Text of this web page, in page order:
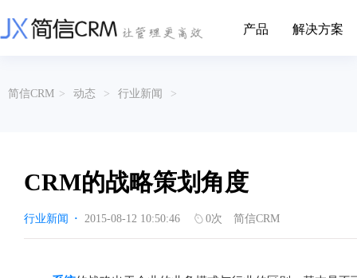
产品
营销云
从营销获客到商机转化的全流程管理
渠道云
融合分公司、经销商、总部伙伴管理
解决方案
挖现有客户价值以及开发更多新...
传媒企业自身由于数字化传媒的发
展，对其内部控制建设和完善也是...
进装修行业往
帮助文档
以CRM产品为基础的功能点
关于简信
免责声明
简信CRM > 动态 > 行业新闻 >
CRM的战略策划角度
行业新闻 · 2015-08-12 10:50:46 0次 简信CRM